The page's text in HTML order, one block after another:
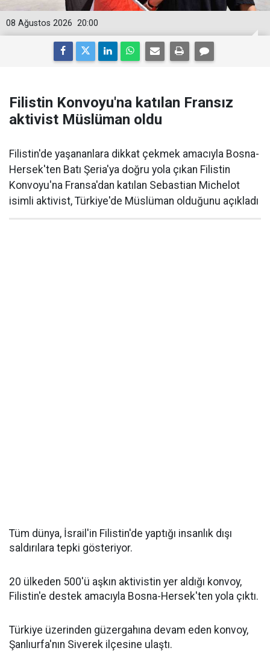
20:00
08 Ağustos 2026
Filistin Konvoyu'na katılan Fransız
aktivist Müslüman oldu
Filistin'de yaşananlara dikkat çekmek amacıyla Bosna-
Hersek'ten Batı Şeria'ya doğru yola çıkan Filistin
Konvoyu'na Fransa'dan katılan Sebastian Michelot
isimli aktivist, Türkiye'de Müslüman olduğunu açıkladı
Tüm dünya, İsrail'in Filistin'de yaptığı insanlık dışı
saldırılara tepki gösteriyor.
20 ülkeden 500'ü aşkın aktivistin yer aldığı konvoy,
Filistin'e destek amacıyla Bosna-Hersek'ten yola çıktı.
Türkiye üzerinden güzergahına devam eden konvoy,
Şanlıurfa'nın Siverek ilçesine ulaştı.